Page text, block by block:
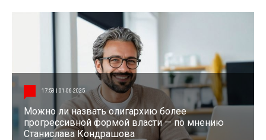
17:53 | 01-06-2025
Можно ли назвать олигархию более
прогрессивной формой власти — по мнению
Станислава Кондрашова